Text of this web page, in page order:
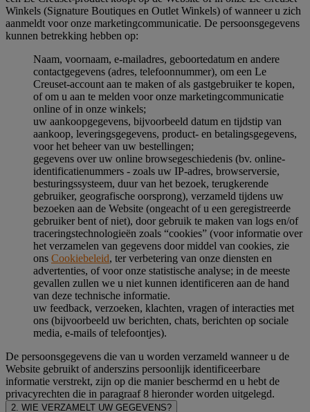
Winkels (Signature Boutiques en Outlet Winkels) of wanneer u zich
aanmeldt voor onze marketingcommunicatie. De persoonsgegevens
kunnen betrekking hebben op:
Naam, voornaam, e-mailadres, geboortedatum en andere
contactgegevens (adres, telefoonnummer), om een Le
Creuset-account aan te maken of als gastgebruiker te kopen,
of om u aan te melden voor onze marketingcommunicatie
online of in onze winkels;
uw aankoopgegevens, bijvoorbeeld datum en tijdstip van
aankoop, leveringsgegevens, product- en betalingsgegevens,
voor het beheer van uw bestellingen;
gegevens over uw online browsegeschiedenis (bv. online-
identificatienummers - zoals uw IP-adres, browserversie,
besturingssysteem, duur van het bezoek, terugkerende
gebruiker, geografische oorsprong), verzameld tijdens uw
bezoeken aan de Website (ongeacht of u een geregistreerde
gebruiker bent of niet), door gebruik te maken van logs en/of
traceringstechnologieën zoals “cookies” (voor informatie over
het verzamelen van gegevens door middel van cookies, zie
ons Cookiebeleid, ter verbetering van onze diensten en
advertenties, of voor onze statistische analyse; in de meeste
gevallen zullen we u niet kunnen identificeren aan de hand
van deze technische informatie.
uw feedback, verzoeken, klachten, vragen of interacties met
ons (bijvoorbeeld uw berichten, chats, berichten op sociale
media, e-mails of telefoontjes).
De persoonsgegevens die van u worden verzameld wanneer u de
Website gebruikt of anderszins persoonlijk identificeerbare
informatie verstrekt, zijn op die manier beschermd en u hebt de
privacyrechten die in paragraaf 8 hieronder worden uitgelegd.
2. WIE VERZAMELT UW GEGEVENS?